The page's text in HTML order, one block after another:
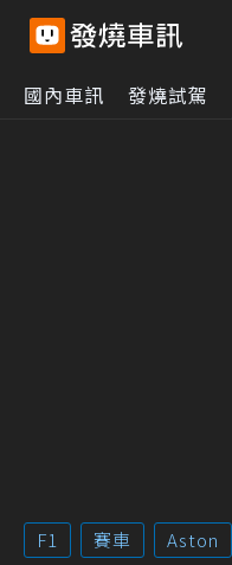
國內車訊 發燒試駕
F1 賽車 Aston